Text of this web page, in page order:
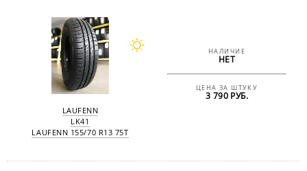
LAUFENN
LK41
LAUFENN 155/70 R13 75T
НАЛИЧИЕ
НЕТ
ЦЕНА ЗА ШТУКУ
3 790 РУБ.